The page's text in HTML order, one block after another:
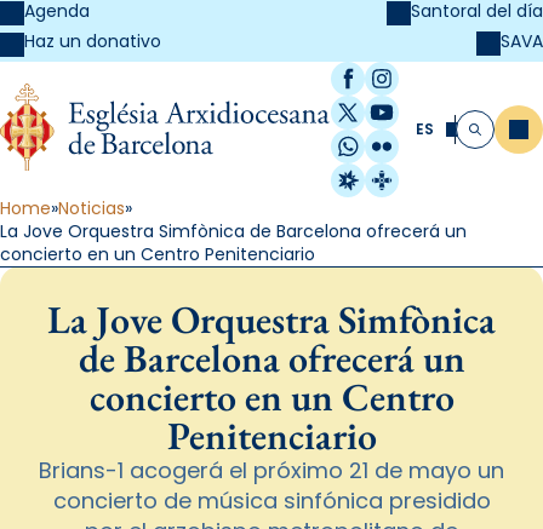
Agenda
Haz un donativo
Santoral del día
SAVA
Facebook
Instagram
X / Twitter
YouTube
WhatsApp
Flickr
Radio Estel
Catalunya
ES Buscar
Home Noticias
La Jove Orquestra Simfònica de Barcelona ofrecerá un
concierto en un Centro Penitenciario
La Jove Orquestra Simfònica
de Barcelona ofrecerá un
concierto en un Centro
Penitenciario
Brians-1 acogerá el próximo 21 de mayo un
concierto de música sinfónica presidido